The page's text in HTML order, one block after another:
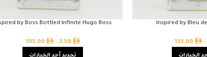
Inspired by Bleu
–
135,00
الخيارات
by Boss Bottled Infinite Hugo Boss
2,50
–
105,00
تحديد أحد الخيارات